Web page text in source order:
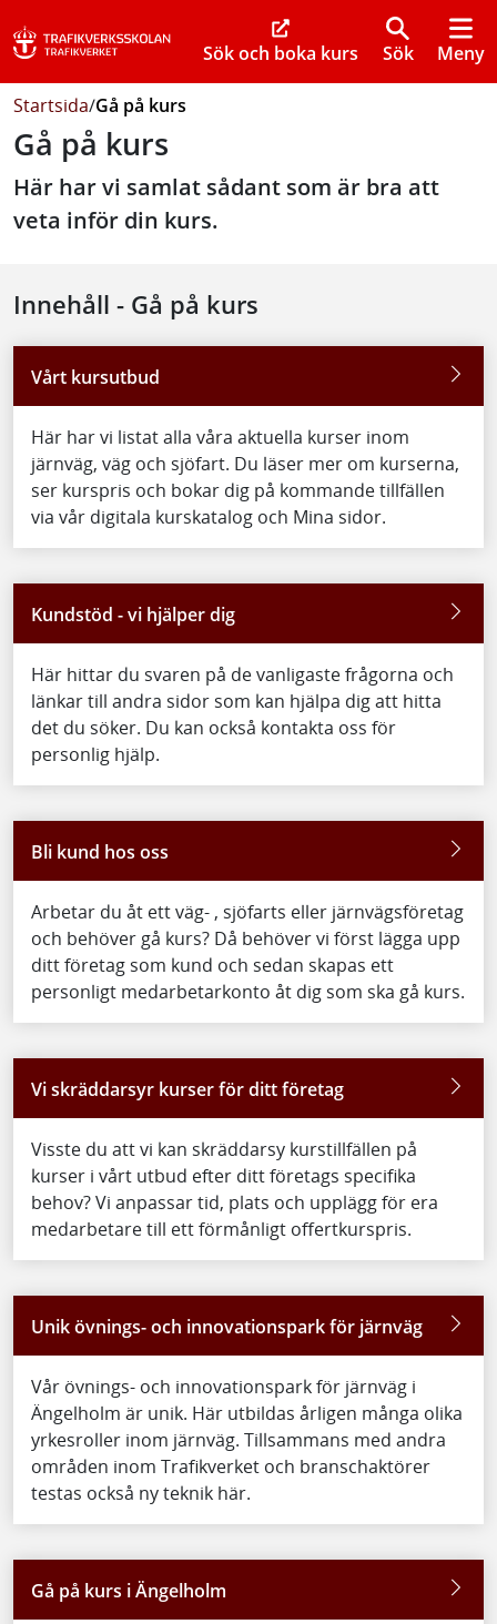
Sök och boka kurs Sök Meny
Startsida/Gå på kurs
Gå på kurs
Här har vi samlat sådant som är bra att
veta inför din kurs.
Innehåll - Gå på kurs
Vårt kursutbud
Här har vi listat alla våra aktuella kurser inom
järnväg, väg och sjöfart. Du läser mer om kurserna,
ser kurspris och bokar dig på kommande tillfällen
via vår digitala kurskatalog och Mina sidor.
Kundstöd - vi hjälper dig
Här hittar du svaren på de vanligaste frågorna och
länkar till andra sidor som kan hjälpa dig att hitta
det du söker. Du kan också kontakta oss för
personlig hjälp.
Bli kund hos oss
Arbetar du åt ett väg- , sjöfarts eller järnvägsföretag
och behöver gå kurs? Då behöver vi först lägga upp
ditt företag som kund och sedan skapas ett
personligt medarbetarkonto åt dig som ska gå kurs.
Vi skräddarsyr kurser för ditt företag
Visste du att vi kan skräddarsy kurstillfällen på
kurser i vårt utbud efter ditt företags specifika
behov? Vi anpassar tid, plats och upplägg för era
medarbetare till ett förmånligt offertkurspris.
Unik övnings- och innovationspark för järnväg
Vår övnings- och innovationspark för järnväg i
Ängelholm är unik. Här utbildas årligen många olika
yrkesroller inom järnväg. Tillsammans med andra
områden inom Trafikverket och branschaktörer
testas också ny teknik här.
Gå på kurs i Ängelholm